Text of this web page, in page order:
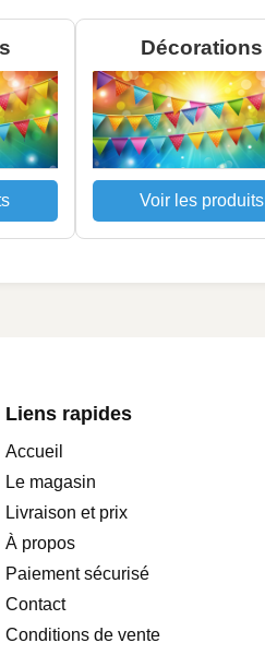
Décorations
Voir les produits
Liens rapides
Accueil
Le magasin
Livraison et prix
À propos
Paiement sécurisé
Contact
Conditions de vente